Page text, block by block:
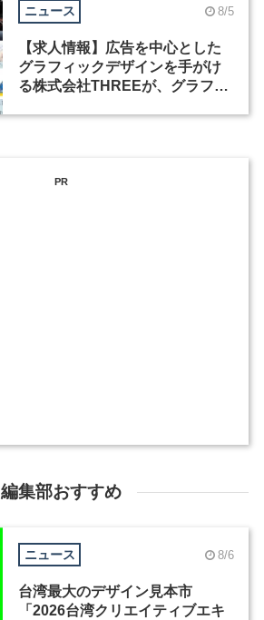
ニュース 8/5
【求人情報】広告を中心とした
グラフィックデザインを手がけ
る株式会社THREEが、グラフィ
PR
編集部おすすめ
ニュース 8/6
台湾最大のデザイン見本市
「2026台湾クリエイティブエキ